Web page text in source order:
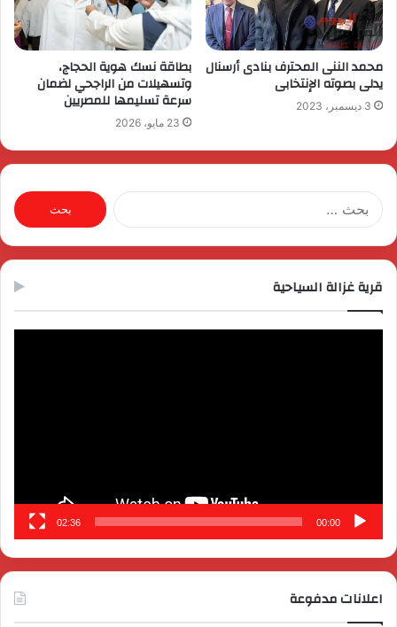
محمد الننى المحترف بنادى أرسنال
يدلى بصوته الإنتخابى
3 ديسمبر، 2023
بطاقة نسك هوية الحجاج،
وتسهيلات من الراجحي لضمان
سرعة تسليمها للمصريين
23 مايو، 2026
البحث
عن:
قرية غزالة السياحية
00:00
02:36
اعلانات مدفوعة